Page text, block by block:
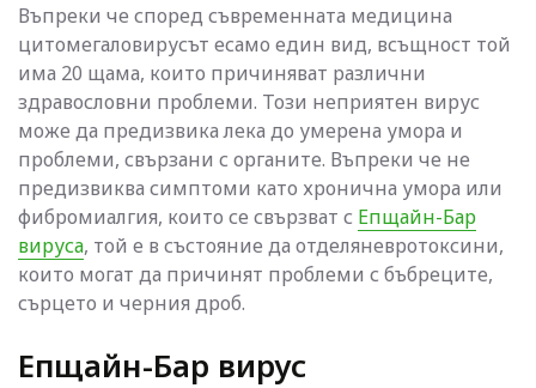
Въпреки че според съвременната медицина
цитомегаловирусът есамо един вид, всъщност той
има 20 щама, които причиняват различни
здравословни проблеми. Този неприятен вирус
може да предизвика лека до умерена умора и
проблеми, свързани с органите. Въпреки че не
предизвиква симптоми като хронична умора или
фибромиалгия, които се свързват с Епщайн-Бар
вируса, той е в състояние да отделяневротоксини,
които могат да причинят проблеми с бъбреците,
сърцето и черния дроб.
Епщайн-Бар вирус